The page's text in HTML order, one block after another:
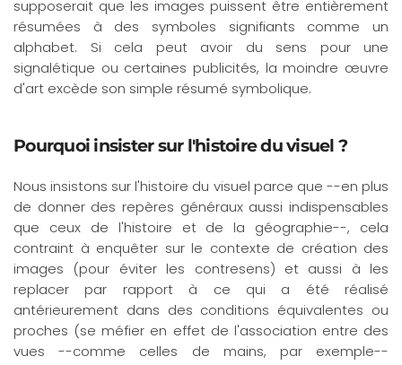
supposerait que les images puissent être entièrement
résumées à des symboles signifiants comme un
alphabet. Si cela peut avoir du sens pour une
signalétique ou certaines publicités, la moindre œuvre
d'art excède son simple résumé symbolique.
Pourquoi insister sur l'histoire du visuel ?
Nous insistons sur l'histoire du visuel parce que --en plus
de donner des repères généraux aussi indispensables
que ceux de l'histoire et de la géographie--, cela
contraint à enquêter sur le contexte de création des
images (pour éviter les contresens) et aussi à les
replacer par rapport à ce qui a été réalisé
antérieurement dans des conditions équivalentes ou
proches (se méfier en effet de l'association entre des
vues --comme celles de mains, par exemple--